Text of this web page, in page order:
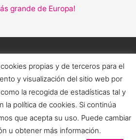
grande de Europa!
propias y de terceros para el
y visualización del sitio web por
la recogida de estadísticas tal y
la política de cookies. Si continúa
que acepta su uso. Puede cambiar
u obtener más información.